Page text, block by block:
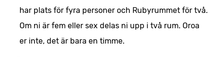
har plats för fyra personer och Rubyrummet för två.
Om ni är fem eller sex delas ni upp i två rum. Oroa
er inte, det är bara en timme.